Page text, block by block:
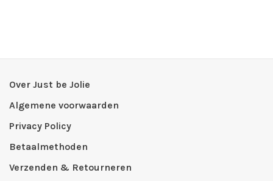
Over Just be Jolie
Algemene voorwaarden
Privacy Policy
Betaalmethoden
Verzenden & Retourneren